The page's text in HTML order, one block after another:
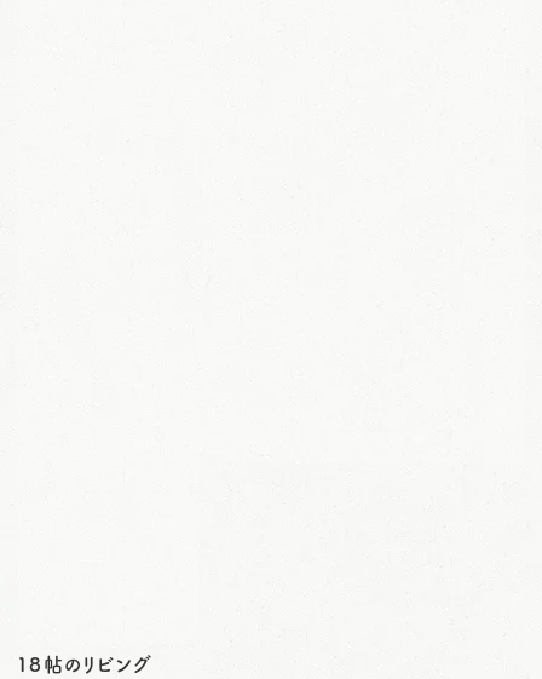
１８帖のリビング